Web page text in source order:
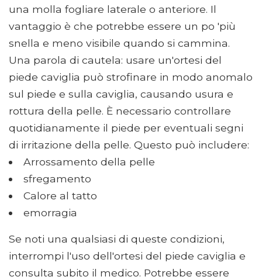
una molla fogliare laterale o anteriore. Il
vantaggio è che potrebbe essere un po 'più
snella e meno visibile quando si cammina.
Una parola di cautela: usare un'ortesi del
piede caviglia può strofinare in modo anomalo
sul piede e sulla caviglia, causando usura e
rottura della pelle. È necessario controllare
quotidianamente il piede per eventuali segni
di irritazione della pelle. Questo può includere:
Arrossamento della pelle
sfregamento
Calore al tatto
emorragia
Se noti una qualsiasi di queste condizioni,
interrompi l'uso dell'ortesi del piede caviglia e
consulta subito il medico. Potrebbe essere